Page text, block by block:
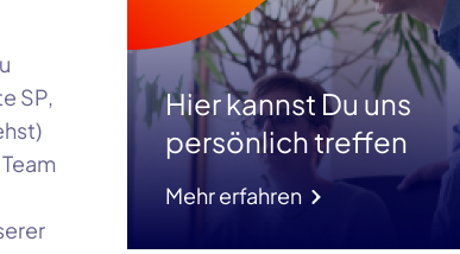
SP,
Hier kannst Du uns
persönlich treffen
Mehr erfahren